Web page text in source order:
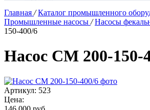
Главная / Каталог промышленного
Промышленные насосы / Насосы
150-400/6
Насос СМ 200-150-
Артикул: 523
Цена: